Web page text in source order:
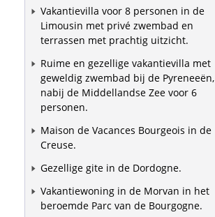
Vakantievilla voor 8 personen in de
Limousin met privé zwembad en
terrassen met prachtig uitzicht.
Ruime en gezellige vakantievilla met
geweldig zwembad bij de Pyreneeën,
nabij de Middellandse Zee voor 6
personen.
Maison de Vacances Bourgeois in de
Creuse.
Gezellige gite in de Dordogne.
Vakantiewoning in de Morvan in het
beroemde Parc van de Bourgogne.